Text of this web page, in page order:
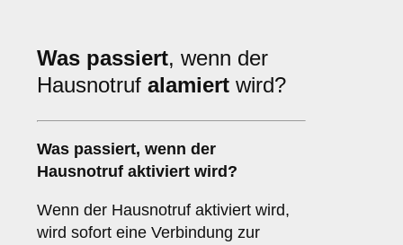
Was passiert, wenn der
Hausnotruf alamiert wird?
Was passiert, wenn der
Hausnotruf aktiviert wird?
Wenn der Hausnotruf aktiviert wird,
wird sofort eine Verbindung zur